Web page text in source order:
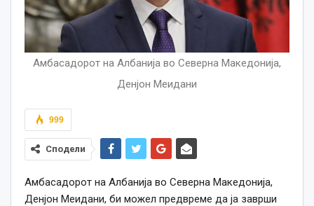
Амбасадорот на Албанија во Северна Македонија,
Денјон Меидани
999
Сподели
Амбасадорот на Албанија во Северна Македонија,
Денјон Меидани, би можел предвреме да ја заврши